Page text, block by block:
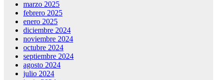
marzo 2025
febrero 2025
enero 2025
diciembre 2024
noviembre 2024
octubre 2024
septiembre 2024
agosto 2024
julio 2024